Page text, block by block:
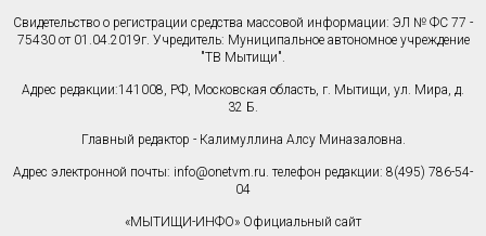
Свидетельство о регистрации средства массовой информации: ЭЛ № ФС 77 -
75430 от 01.04.2019г. Учредитель: Муниципальное автономное учреждение
"ТВ Мытищи".
Адрес редакции:141008, РФ, Московская область, г. Мытищи, ул. Мира, д.
32 Б.
Главный редактор - Калимуллина Алсу Миназаловна.
Адрес электронной почты: info@onetvm.ru. телефон редакции: 8(495) 786-54-
04
«МЫТИЩИ-ИНФО» Официальный сайт